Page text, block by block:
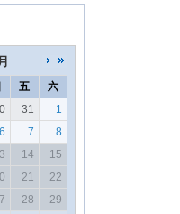
五
六
31
1
6 7
8
14
15
21
22
28
29